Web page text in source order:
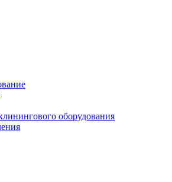
оборудования